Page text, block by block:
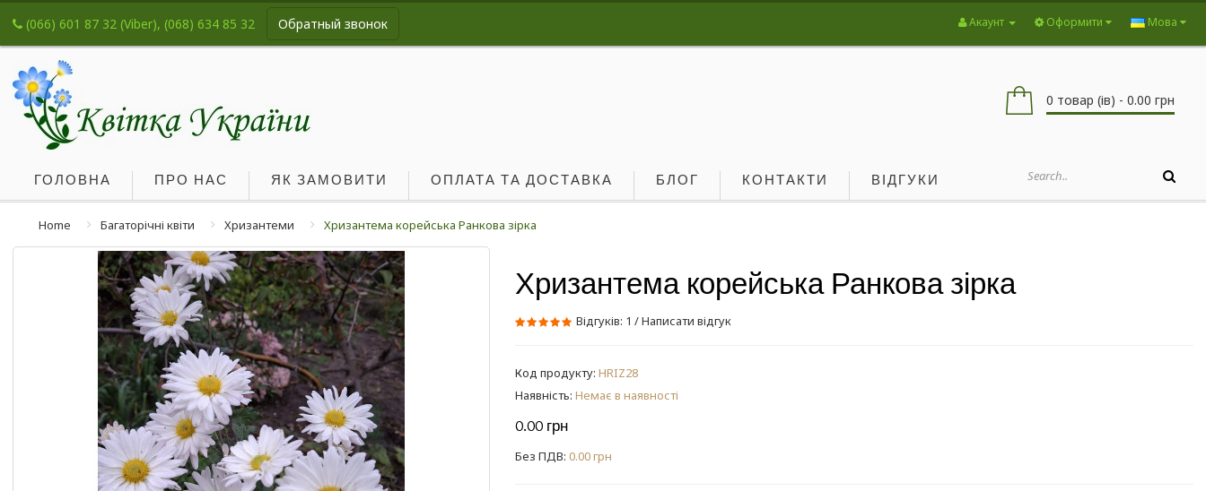
Мова
Акаунт Оформити
(066) 601 87 32 (Viber), (068) 634 85 32 Обратный звонок
0 товар (ів) - 0.00 грн
ГОЛОВНА ПРО НАС ЯК ЗАМОВИТИ ОПЛАТА ТА ДОСТАВКА БЛОГ КОНТАКТИ ВІДГУКИ
Home Багаторічні квіти Хризантеми Хризантема корейська Ранкова зірка
Хризантема корейська Ранкова зірка
Відгуків: 1 /Написати відгук
Код продукту: HRIZ28
Наявність: Немає в наявності
0.00 грн
Без ПДВ: 0.00 грн